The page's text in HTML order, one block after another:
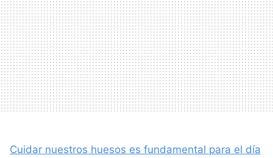
Cuidar nuestros huesos es fundamental para el día